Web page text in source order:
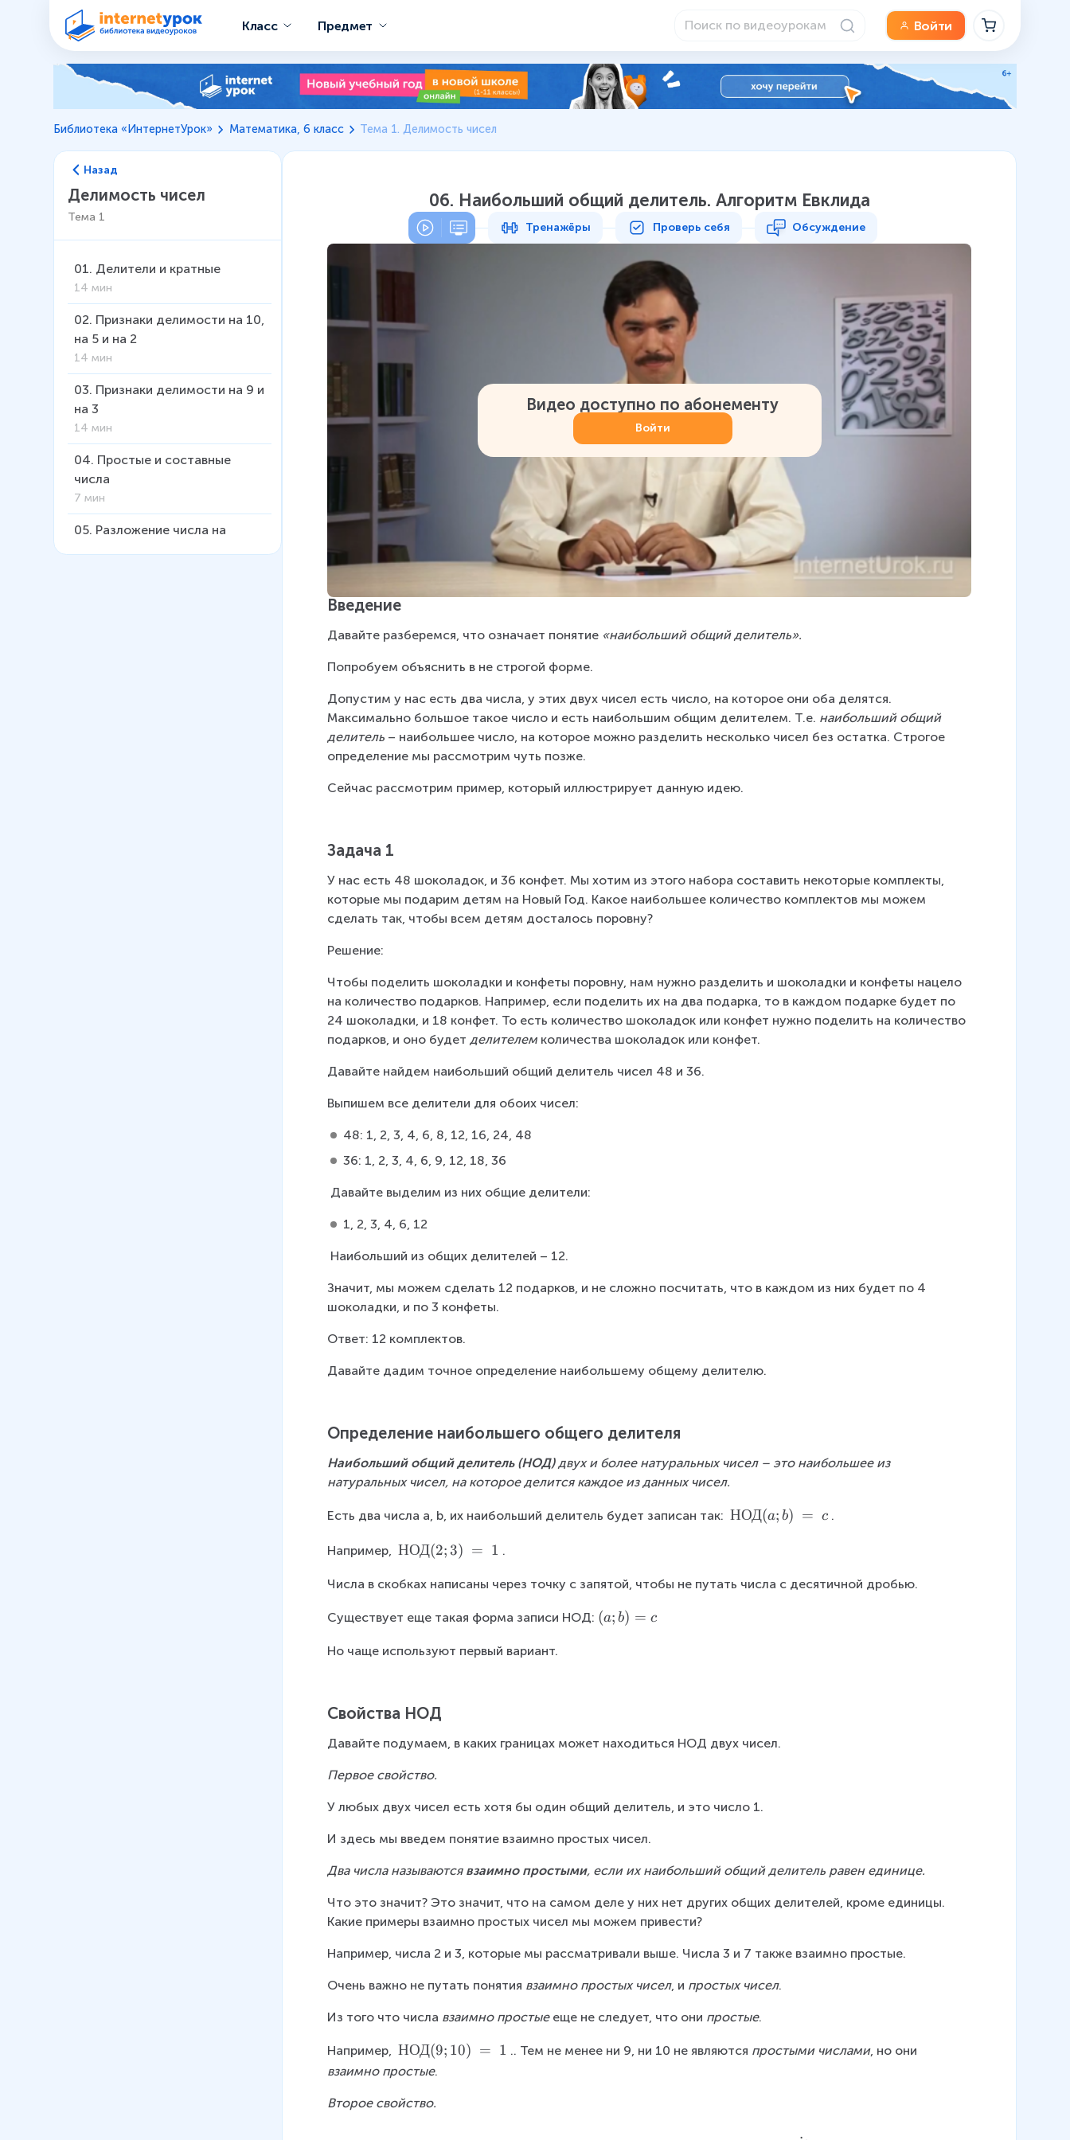
Класс Предмет Войти
Библиотека «ИнтернетУрок» Математика, 6 класс Тема 1. Делимость чисел
Назад
Делимость чисел
Тема 1
01. Делители и кратные
14 мин
02. Признаки делимости на 10,
на 5 и на 2
14 мин
03. Признаки делимости на 9 и
на 3
14 мин
04. Простые и составные
числа
7 мин
05. Разложение числа на
06. Наибольший общий делитель. Алгоритм Евклида
Тренажёры Проверь себя Обсуждение
Видео доступно по абонементу
Войти
Введение
Давайте разберемся, что означает понятие «наибольший общий делитель».
Попробуем объяснить в не строгой форме.
Допустим у нас есть два числа, у этих двух чисел есть число, на которое они оба делятся.
Максимально большое такое число и есть наибольшим общим делителем. Т.е. наибольший общий
делитель – наибольшее число, на которое можно разделить несколько чисел без остатка. Строгое
определение мы рассмотрим чуть позже.
Сейчас рассмотрим пример, который иллюстрирует данную идею.
Задача 1
У нас есть 48 шоколадок, и 36 конфет. Мы хотим из этого набора составить некоторые комплекты,
которые мы подарим детям на Новый Год. Какое наибольшее количество комплектов мы можем
сделать так, чтобы всем детям досталось поровну?
Решение:
Чтобы поделить шоколадки и конфеты поровну, нам нужно разделить и шоколадки и конфеты нацело
на количество подарков. Например, если поделить их на два подарка, то в каждом подарке будет по
24 шоколадки, и 18 конфет. То есть количество шоколадок или конфет нужно поделить на количество
подарков, и оно будет делителем количества шоколадок или конфет.
Давайте найдем наибольший общий делитель чисел 48 и 36.
Выпишем все делители для обоих чисел:
48: 1, 2, 3, 4, 6, 8, 12, 16, 24, 48
36: 1, 2, 3, 4, 6, 9, 12, 18, 36
Давайте выделим из них общие делители:
1, 2, 3, 4, 6, 12
Наибольший из общих делителей – 12.
Значит, мы можем сделать 12 подарков, и не сложно посчитать, что в каждом из них будет по 4
шоколадки, и по 3 конфеты.
Ответ: 12 комплектов.
Давайте дадим точное определение наибольшему общему делителю.
Определение наибольшего общего делителя
Наибольший общий делитель (НОД) двух и более натуральных чисел – это наибольшее из
натуральных чисел, на которое делится каждое из данных чисел.
Есть два числа a, b, их наибольший делитель будет записан так: \
h
a;
\:
c
НОД(a; b) = c .
Например, \
a
h
m
О
}
(
3
\:
\:
1
НОД(2; 3) = 1 .
Числа в скобках написаны через точку с запятой, чтобы не путать числа с десятичной дробью.
Существует еще такая форма записи НОД: (
(a; b) = c
Но чаще используют первый вариант.
Свойства НОД
Давайте подумаем, в каких границах может находиться НОД двух чисел.
Первое свойство.
У любых двух чисел есть хотя бы один общий делитель, и это число 1.
И здесь мы введем понятие взаимно простых чисел.
Два числа называются взаимно простыми, если их наибольший общий делитель равен единице.
Что это значит? Это значит, что на самом деле у них нет других общих делителей, кроме единицы.
Какие примеры взаимно простых чисел мы можем привести?
Например, числа 2 и 3, которые мы рассматривали выше. Числа 3 и 7 также взаимно простые.
Очень важно не путать понятия взаимно простых чисел, и простых чисел.
Из того что числа взаимно простые еще не следует, что они простые.
Например, \
m
t
НОД(9; 10) = 1 .. Тем не менее ни 9, ни 10 не являются простыми числами, но они
взаимно простые.
Второе свойство.